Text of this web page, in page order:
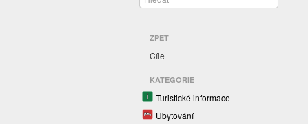
ZPĚT
Cíle
KATEGORIE
Turistické informace
Ubytování